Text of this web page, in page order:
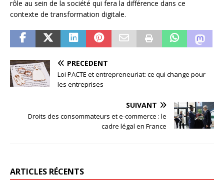
rôle au sein de la société qui fera la différence dans ce
contexte de transformation digitale.
PRÉCÉDENT
Loi PACTE et entrepreneuriat: ce qui change pour
les entreprises
SUIVANT
Droits des consommateurs et e-commerce : le
cadre légal en France
ARTICLES RÉCENTS